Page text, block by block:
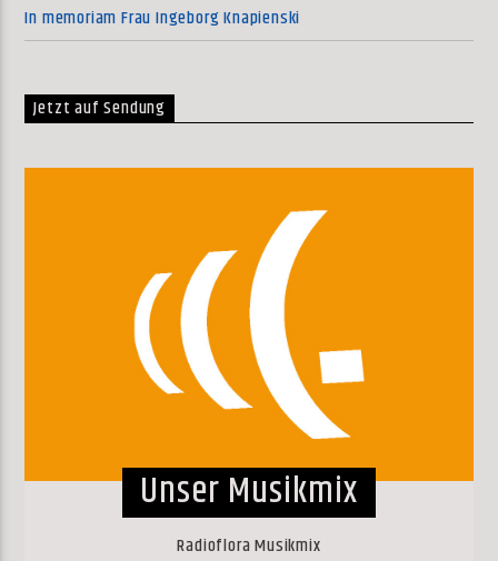
In memoriam Frau Ingeborg Knapienski
Jetzt auf Sendung
Unser Musikmix
Radioflora Musikmix